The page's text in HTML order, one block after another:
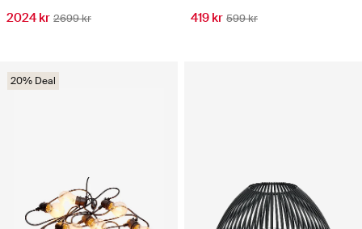
2024 kr 2699 kr 419 kr 599 kr
20% Deal